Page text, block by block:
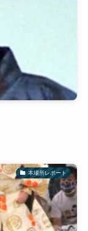
本場所レポート